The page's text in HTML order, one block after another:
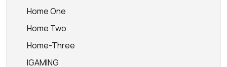
Home One
Home Two
Home-Three
IGAMING